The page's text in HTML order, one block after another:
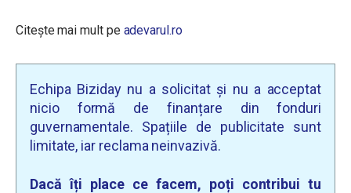
Citește mai mult pe adevarul.ro
Echipa Biziday nu a solicitat și nu a acceptat
nicio formă de finanțare din fonduri
guvernamentale. Spațiile de publicitate sunt
limitate, iar reclama neinvazivă.
Dacă îți place ce facem, poți contribui tu